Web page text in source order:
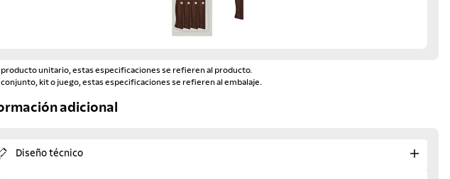
producto unitario, estas especificaciones se refieren al producto.
conjunto, kit o juego, estas especificaciones se refieren al embalaje.
adicional
Diseño técnico